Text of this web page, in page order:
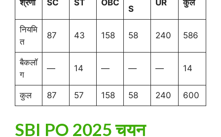
श्रेणी SC ST OBC
S
UR कुल
नियमि
त
87 43 158 58 240 586
बैकलॉ
ग
— 14 — — — 14
कुल 87 57 158 58 240 600
SBI PO 2025चयन